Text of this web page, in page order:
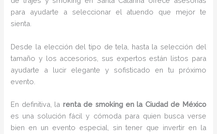
para ayudarte a seleccionar el atuendo que mejor te
sienta.
Desde la elección del tipo de tela, hasta la selección del
tamaño y los accesorios, sus expertos están listos para
ayudarte a lucir elegante y sofisticado en tu próximo
evento.
En definitiva, la renta de smoking en la Ciudad de México
es una solución fácil y cómoda para quien busca verse
bien en un evento especial, sin tener que invertir en la